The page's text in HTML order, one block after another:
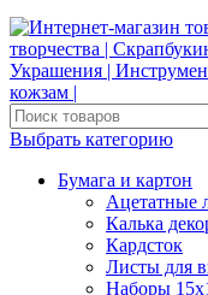
Выбрать категорию
Бумага и картон
Ацетатные
Калька
Кардсток
Листы для
Наборы